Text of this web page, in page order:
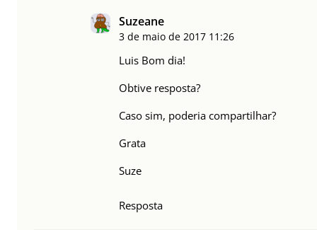
Suzeane
3 de maio de 2017 11:26
Luis Bom dia!
Obtive resposta?
Caso sim, poderia compartilhar?
Grata
Suze
Resposta